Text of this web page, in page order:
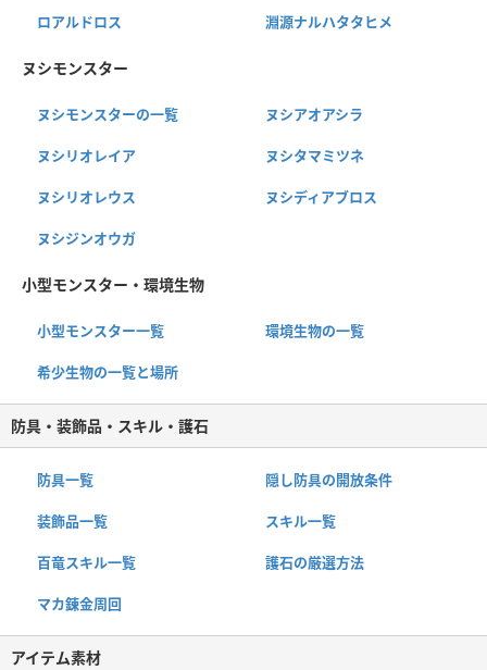
ロアルドロス 淵源ナルハタタヒメ
ヌシモンスター
ヌシモンスターの一覧 ヌシアオアシラ
ヌシリオレイア ヌシタマミツネ
ヌシリオレウス ヌシディアブロス
ヌシジンオウガ
小型モンスター・環境生物
小型モンスター一覧 環境生物の一覧
希少生物の一覧と場所
防具・装飾品・スキル・護石
防具一覧 隠し防具の開放条件
装飾品一覧 スキル一覧
百竜スキル一覧 護石の厳選方法
マカ錬金周回
アイテム素材